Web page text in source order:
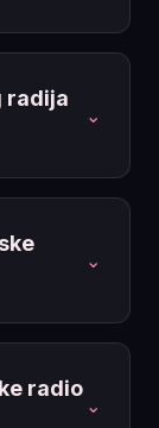
radija
⌄
⌄
radio
⌄